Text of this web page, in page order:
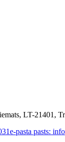
LT-21401,
e-pasta pasts: